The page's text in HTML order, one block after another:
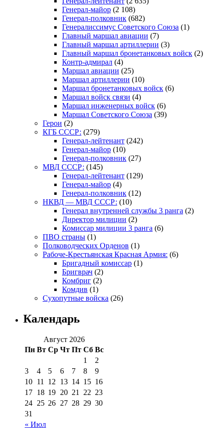
Генерал-майор (2 108)
Генерал-полковник (682)
Генералиссимус Советского Союза (1)
Главный маршал авиации (7)
Главный маршал артиллерии (3)
Главный маршал бронетанковых войск (2)
Контр-адмирал (4)
Маршал авиации (25)
Маршал артиллерии (10)
Маршал бронетанковых войск (6)
Маршал войск связи (4)
Маршал инженерных войск (6)
Маршал Советского Союза (39)
Герои (2)
КГБ СССР: (279)
Генерал-лейтенант (242)
Генерал-майор (10)
Генерал-полковник (27)
МВД СССР: (145)
Генерал-лейтенант (129)
Генерал-майор (4)
Генерал-полковник (12)
НКВД — МВД СССР: (10)
Генерал внутренней службы 3 ранга (2)
Директор милиции (2)
Комиссар милиции 3 ранга (6)
ПВО страны (1)
Полководческих Орденов (1)
Рабоче-Крестьянская Красная Армия: (6)
Бригадный комиссар (1)
Бригврач (2)
Комбриг (2)
Комдив (1)
Сухопутные войска (26)
Календарь
Август 2026
Пн Вт Ср Чт Пт Сб Вс
« Июл
1
2
3
4 5 6 7 8
9
10 11 12 13 14 15 16
17 18 19 20 21 22 23
24 25 26 27 28 29 30
31